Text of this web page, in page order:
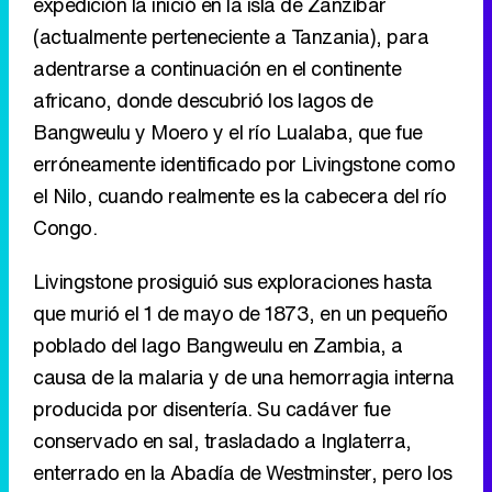
(actualmente perteneciente a Tanzania), para
adentrarse a continuación en el continente
africano, donde descubrió los lagos de
Bangweulu y Moero y el río Lualaba, que fue
erróneamente identificado por Livingstone como
el Nilo, cuando realmente es la cabecera del río
Congo.
Livingstone prosiguió sus exploraciones hasta
que murió el 1 de mayo de 1873, en un pequeño
poblado del lago Bangweulu en Zambia, a
causa de la malaria y de una hemorragia interna
producida por disentería. Su cadáver fue
conservado en sal, trasladado a Inglaterra,
enterrado en la Abadía de Westminster, pero los